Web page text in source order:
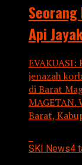
Api
EVAKUASI:
jenazah
di Barat
MAGETAN.
Barat,
SKI News4